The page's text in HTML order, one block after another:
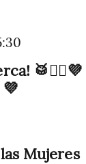
🥁✊🏽💜
Mujeres